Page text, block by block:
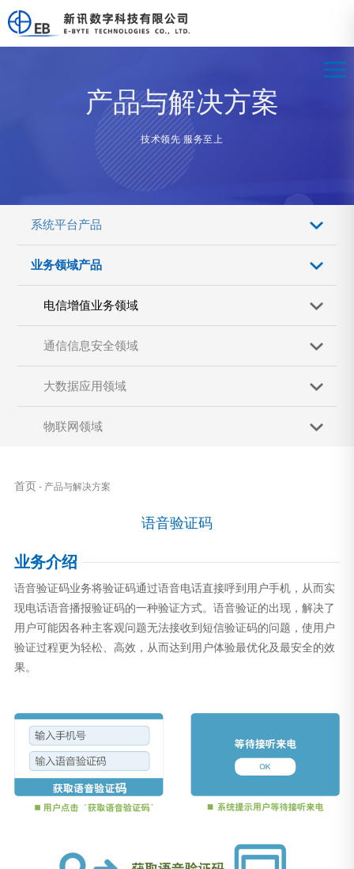
产品与解决方案
技术领先 服务至上
系统平台产品
业务领域产品
电信增值业务领域
通信信息安全领域
大数据应用领域
物联网领域
首页 - 产品与解决方案
语音验证码
业务介绍
语音验证码业务将验证码通过语音电话直接呼到用户手机，从而实
现电话语音播报验证码的一种验证方式。语音验证的出现，解决了
用户可能因各种主客观问题无法接收到短信验证码的问题，使用户
验证过程更为轻松、高效，从而达到用户体验最优化及最安全的效
果。